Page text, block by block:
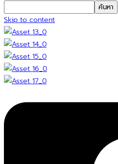
ค้นหา
Skip to content